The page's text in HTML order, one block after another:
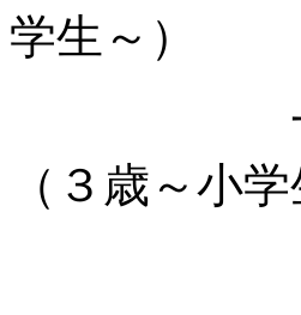
学生～）
一般ビ
（３歳～小学
宿泊